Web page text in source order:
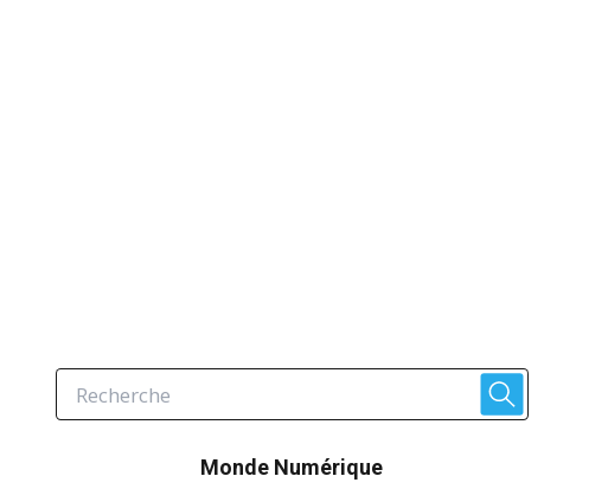
Monde Numérique